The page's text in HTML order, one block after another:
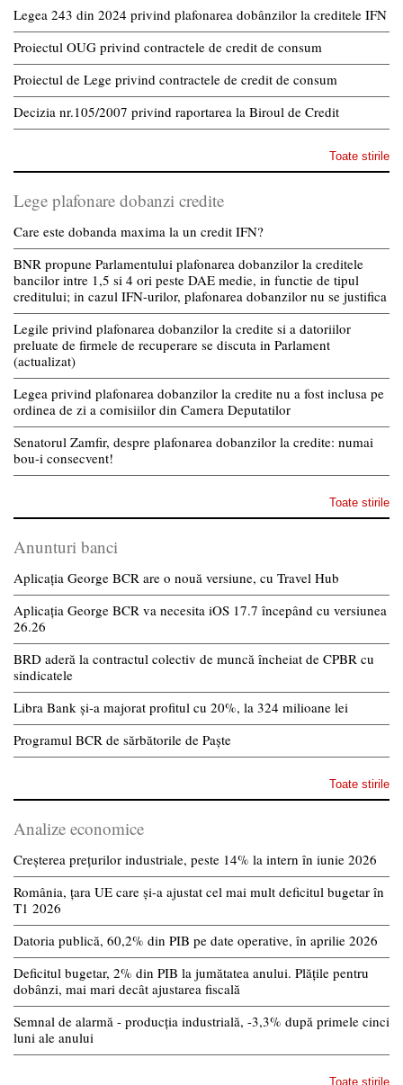
Legea 243 din 2024 privind plafonarea dobânzilor la creditele IFN
Proiectul OUG privind contractele de credit de consum
Proiectul de Lege privind contractele de credit de consum
Decizia nr.105/2007 privind raportarea la Biroul de Credit
Toate stirile
Lege plafonare dobanzi credite
Care este dobanda maxima la un credit IFN?
BNR propune Parlamentului plafonarea dobanzilor la creditele
bancilor intre 1,5 si 4 ori peste DAE medie, in functie de tipul
creditului; in cazul IFN-urilor, plafonarea dobanzilor nu se justifica
Legile privind plafonarea dobanzilor la credite si a datoriilor
preluate de firmele de recuperare se discuta in Parlament
(actualizat)
Legea privind plafonarea dobanzilor la credite nu a fost inclusa pe
ordinea de zi a comisiilor din Camera Deputatilor
Senatorul Zamfir, despre plafonarea dobanzilor la credite: numai
bou-i consecvent!
Toate stirile
Anunturi banci
Aplicația George BCR are o nouă versiune, cu Travel Hub
Aplicația George BCR va necesita iOS 17.7 începând cu versiunea
26.26
BRD aderă la contractul colectiv de muncă încheiat de CPBR cu
sindicatele
Libra Bank și-a majorat profitul cu 20%, la 324 milioane lei
Programul BCR de sărbătorile de Paște
Toate stirile
Analize economice
Creșterea prețurilor industriale, peste 14% la intern în iunie 2026
România, țara UE care și-a ajustat cel mai mult deficitul bugetar în
T1 2026
Datoria publică, 60,2% din PIB pe date operative, în aprilie 2026
Deficitul bugetar, 2% din PIB la jumătatea anului. Plățile pentru
dobânzi, mai mari decât ajustarea fiscală
Semnal de alarmă - producția industrială, -3,3% după primele cinci
luni ale anului
Toate stirile